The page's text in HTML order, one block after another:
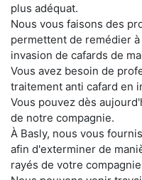
plus adéquat.
Nous vous faisons des
permettent de remédier
invasion de cafards de
Vous avez besoin de
traitement anti cafard en
Vous pouvez dès
de notre compagnie.
À Basly, nous vous
afin d'exterminer de
rayés de votre